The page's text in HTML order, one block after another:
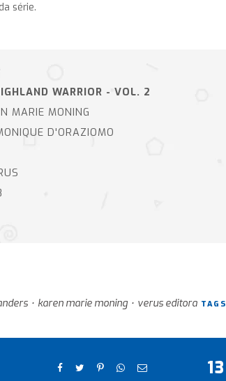
série.
WARRIOR - VOL. 2
MARIE MONING
D'ORAZIOMO
• karen marie moning • verus editora TAGS
13